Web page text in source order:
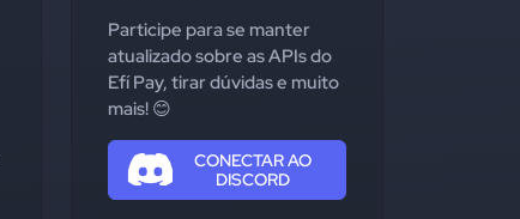
Participe para se manter
atualizado sobre as APIs do
Efí Pay, tirar dúvidas e muito
mais! 😊
CONECTAR AO
DISCORD